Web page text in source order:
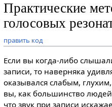
Практические
голосовых
править код
Если вы когда-либо
записи, то наверняка
оказывался слабым,
вы, как большинство
что звук при записи